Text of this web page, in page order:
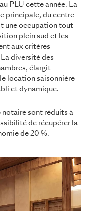
PLU cette année. La
principale, du centre
une occupation tout
plein sud et les
aux critères
diversité des
élargit
location saisonnière
et dynamique.
notaire sont réduits à
de récupérer la
de 20 %.